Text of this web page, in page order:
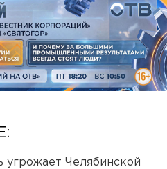
угрожает Челябинской